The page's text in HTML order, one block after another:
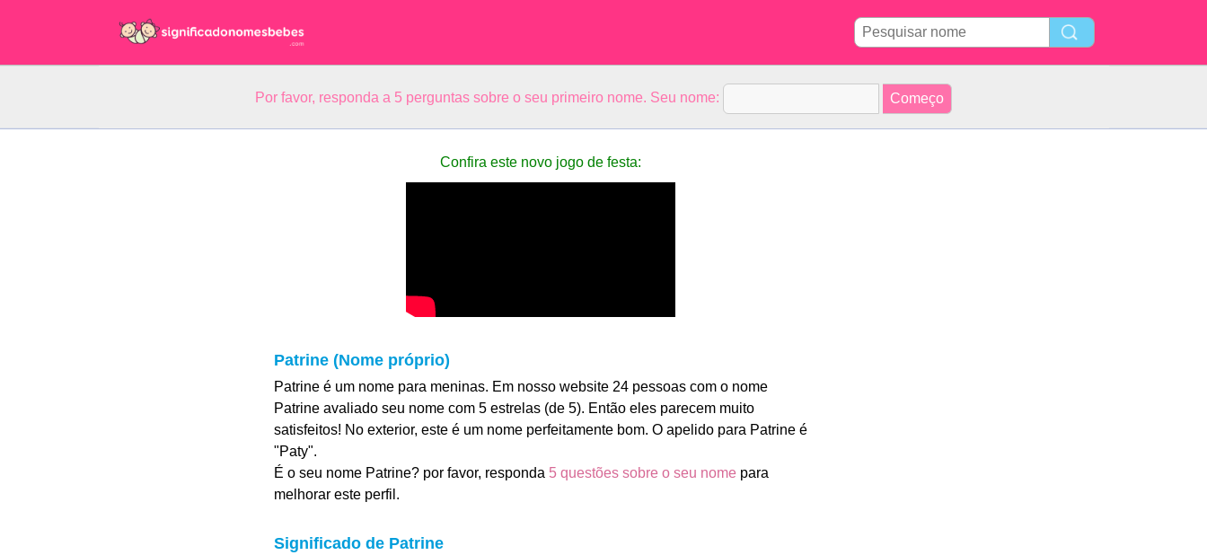
Por favor, responda a 5 perguntas sobre o seu primeiro nome. Seu nome:
Confira este novo jogo de festa:
Patrine (Nome próprio)
Patrine é um nome para meninas. Em nosso website 24 pessoas com o nome
Patrine avaliado seu nome com 5 estrelas (de 5). Então eles parecem muito
satisfeitos! No exterior, este é um nome perfeitamente bom. O apelido para Patrine é
"Paty".
É o seu nome Patrine? por favor, responda 5 questões sobre o seu nomepara
melhorar este perfil.
Significado de Patrine